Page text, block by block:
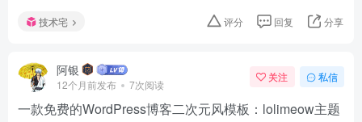
技术宅 评分 回复 分享
阿银
12个月前发布 7次阅读
关注 私信
一款免费的WordPress博客二次元风模板：lolimeow主题